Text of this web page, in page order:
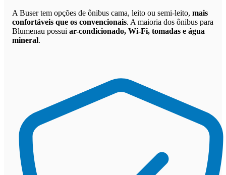
A Buser tem opções de ônibus cama, leito ou semi-leito, mais
confortáveis que os convencionais. A maioria dos ônibus para
Blumenau possui ar-condicionado, Wi-Fi, tomadas e água
mineral.